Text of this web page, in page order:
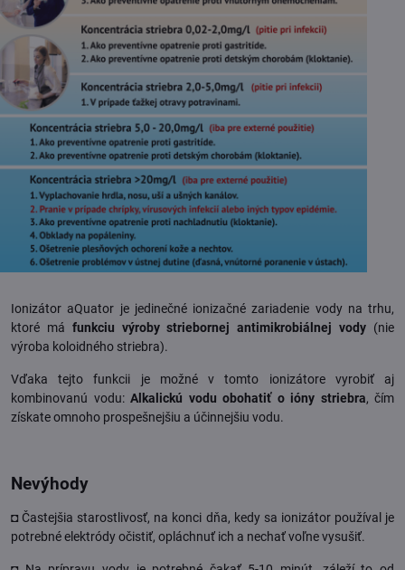
Ionizátor aQuator je jedinečné ionizačné zariadenie vody na trhu,
ktoré má funkciu výroby striebornej antimikrobiálnej vody (nie
výroba koloidného striebra).
Vďaka tejto funkcii je možné v tomto ionizátore vyrobiť aj
kombinovanú vodu: Alkalickú vodu obohatiť o ióny striebra, čím
získate omnoho prospešnejšiu a účinnejšiu vodu.
Nevýhody
◘ Častejšia starostlivosť, na konci dňa, kedy sa ionizátor používal je
potrebné elektródy očistiť, opláchnuť ich a nechať voľne vysušiť.